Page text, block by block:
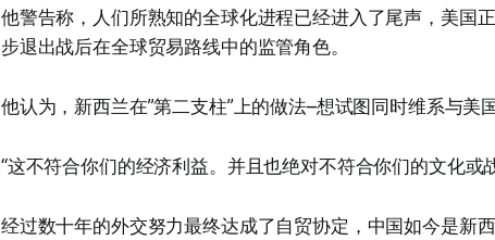
他警告称，人们所熟知的全球化进程已经进入了尾声，美国
步退出战后在全球贸易路线中的监管角色。
他认为，新西兰在”第二支柱”上的做法–想试图同时维系与美
“这不符合你们的经济利益。并且也绝对不符合你们的文化或
经过数十年的外交努力最终达成了自贸协定，中国如今是新